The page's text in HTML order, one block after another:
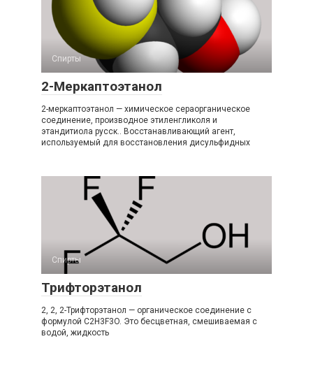
Спирты
2-Меркаптоэтанол
2-меркаптоэтанол — химическое сераорганическое
соединение, производное этиленгликоля и
этандитиола русск.. Восстанавливающий агент,
используемый для восстановления дисульфидных
Спирты
Трифторэтанол
2, 2, 2-Трифторэтанол — органическое соединение с
формулой C2H3F3O. Это бесцветная, смешиваемая с
водой, жидкость